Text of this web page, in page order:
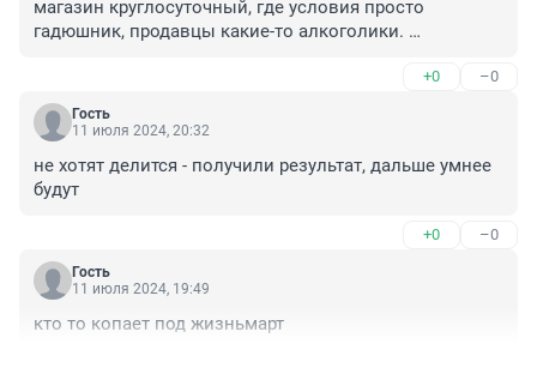
магазин круглосуточный, где условия просто
гадюшник, продавцы какие-то алкоголики.
прекрасно-открытом текстом наплевать) ну сразу
видно интереснее (финансово) им сетевые магазины
по каждому пункту иметь
+0 –0
Гость
11 июля 2024, 20:32
не хотят делится - получили результат, дальше умнее
будут
+0 –0
Гость
11 июля 2024, 19:49
кто то копает под жизньмарт